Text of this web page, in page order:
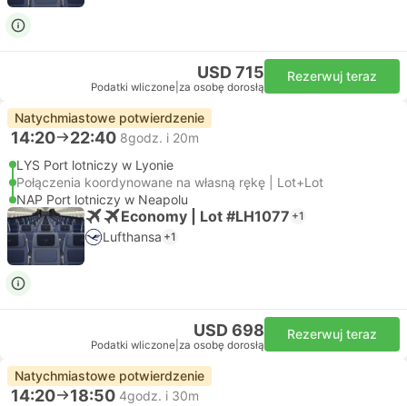
USD 715
Podatki wliczone za osobę dorosłą
Rezerwuj teraz
Natychmiastowe potwierdzenie
14:20 22:40 8godz. i 20m
LYS Port lotniczy w Lyonie
Połączenia koordynowane na własną rękę | Lot+Lot
NAP Port lotniczy w Neapolu
Economy | Lot #LH1077 +1
Lufthansa +1
USD 698
Podatki wliczone za osobę dorosłą
Rezerwuj teraz
Natychmiastowe potwierdzenie
14:20 18:50 4godz. i 30m